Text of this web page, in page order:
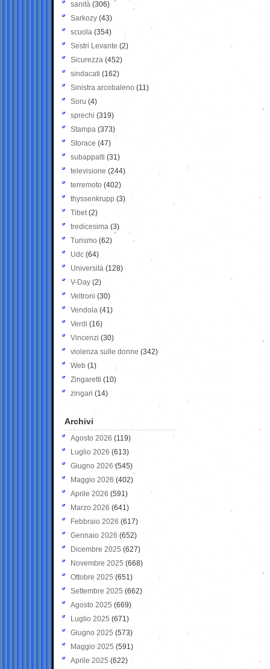
sanità (306)
Sarkozy (43)
scuola (354)
Sestri Levante (2)
Sicurezza (452)
sindacati (162)
Sinistra arcobaleno (11)
Soru (4)
sprechi (319)
Stampa (373)
Storace (47)
subappalti (31)
televisione(244)
terremoto (402)
thyssenkrupp (3)
Tibet(2)
tredicesima (3)
Turismo (62)
Udc (64)
Università (128)
V-Day (2)
Veltroni (30)
Vendola (41)
Verdi (16)
Vincenzi (30)
violenza sulle donne (342)
Web (1)
Zingaretti (10)
zingari (14)
Archivi
Agosto 2026 (119)
Luglio 2026 (613)
Giugno 2026 (545)
Maggio 2026 (402)
Aprile 2026 (591)
Marzo 2026 (641)
Febbraio 2026 (617)
Gennaio 2026 (652)
Dicembre 2025 (627)
Novembre 2025 (668)
Ottobre 2025 (651)
Settembre 2025 (662)
Agosto 2025 (669)
Luglio 2025 (671)
Giugno 2025 (573)
Maggio 2025 (591)
Aprile 2025 (622)